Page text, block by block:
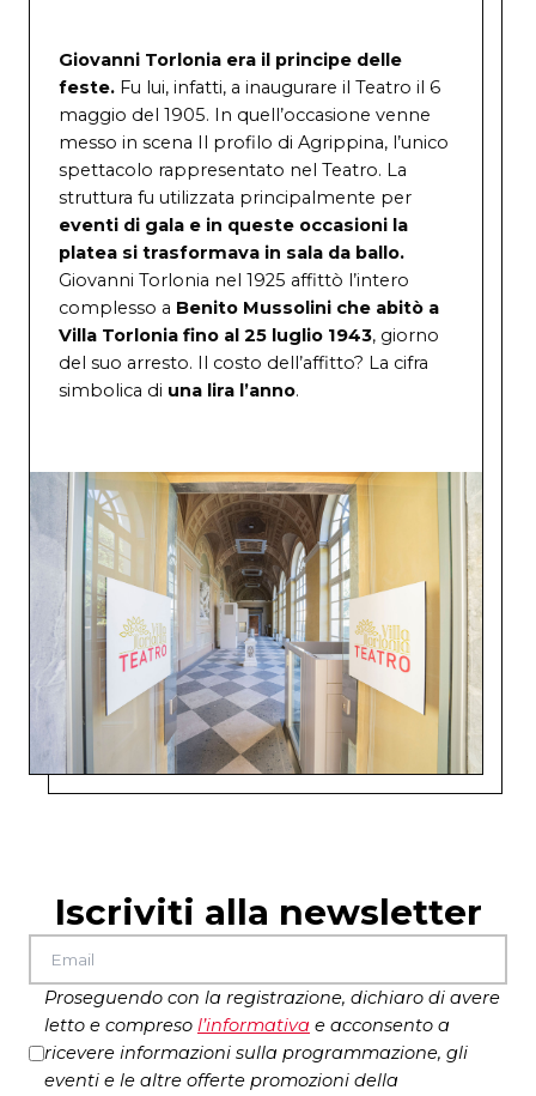
Giovanni Torlonia era il principe delle
feste. Fu lui, infatti, a inaugurare il Teatro il 6
maggio del 1905. In quell’occasione venne
messo in scena Il profilo di Agrippina, l’unico
spettacolo rappresentato nel Teatro. La
struttura fu utilizzata principalmente per
eventi di gala e in queste occasioni la
platea si trasformava in sala da ballo.
Giovanni Torlonia nel 1925 affittò l’intero
complesso a Benito Mussolini che abitò a
Villa Torlonia fino al 25 luglio 1943, giorno
del suo arresto. Il costo dell’affitto? La cifra
simbolica di una lira l’anno.
Iscriviti alla newsletter
Proseguendo con la registrazione, dichiaro di avere
letto e compreso l’informativa e acconsento a
ricevere informazioni sulla programmazione, gli
eventi e le altre offerte promozioni della